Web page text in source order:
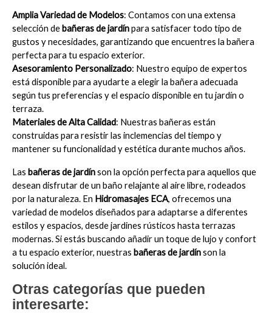
Amplia Variedad de Modelos: Contamos con una extensa
selección de bañeras de jardín para satisfacer todo tipo de
gustos y necesidades, garantizando que encuentres la bañera
perfecta para tu espacio exterior.
Asesoramiento Personalizado: Nuestro equipo de expertos
está disponible para ayudarte a elegir la bañera adecuada
según tus preferencias y el espacio disponible en tu jardín o
terraza.
Materiales de Alta Calidad: Nuestras bañeras están
construidas para resistir las inclemencias del tiempo y
mantener su funcionalidad y estética durante muchos años.
Las bañeras de jardín son la opción perfecta para aquellos que
desean disfrutar de un baño relajante al aire libre, rodeados
por la naturaleza. En Hidromasajes ECA, ofrecemos una
variedad de modelos diseñados para adaptarse a diferentes
estilos y espacios, desde jardines rústicos hasta terrazas
modernas. Si estás buscando añadir un toque de lujo y confort
a tu espacio exterior, nuestras bañeras de jardín son la
solución ideal.
Otras categorías que pueden
interesarte: